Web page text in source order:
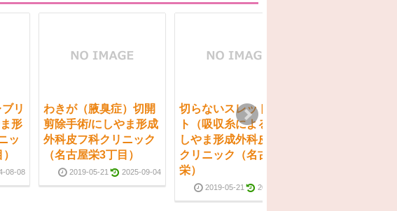
リ
形
ッ
08-08
わきが（腋臭症）切開
剪除手術/にしやま形成
外科皮フ科クリニック
（名古屋栄3丁目）
2019-05-21 2025-09-04
切らないスレッドリフ
ト（吸収糸による）/に
しやま形成外科皮フ科
クリニック（名古屋
栄）
2019-05-21 2022-01-31